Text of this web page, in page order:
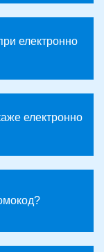
електронно
електронно